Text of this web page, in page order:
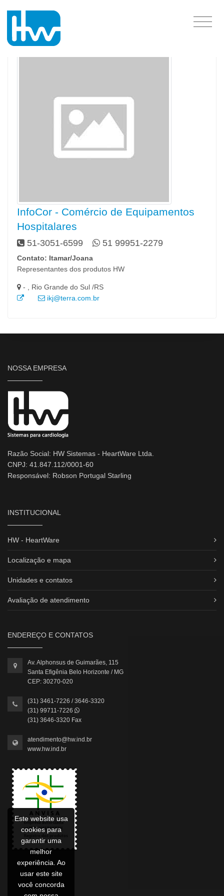
Rio Grande do Sul
InfoCor - Comércio de Equipamentos
Hospitalares
51-3051-6599 51 99951-2279
Contato: Itamar/Joana
Representantes dos produtos HW
- , Rio Grande do Sul /RS
ikj@terra.com.br
NOSSA EMPRESA
Razão Social: HW Sistemas - HeartWare Ltda.
CNPJ: 41.847.112/0001-60
Responsável: Robson Portugal Starling
INSTITUCIONAL
HW - HeartWare
Localização e mapa
Unidades e contatos
Avaliação de atendimento
ENDEREÇO E CONTATOS
Av. Alphonsus de Guimarães, 115
Santa Efigênia Belo Horizonte / MG
CEP: 30270-020
(31) 3461-7226 / 3646-3320
(31) 99711-7226
(31) 3646-3320 Fax
atendimento@hw.ind.br
www.hw.ind.br
Este website usa
cookies para
garantir uma
melhor
experiência. Ao
usar este site
você concorda